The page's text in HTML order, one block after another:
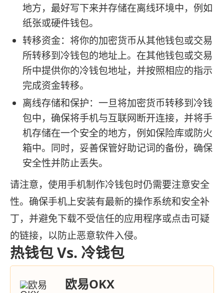
地方，最好写下来并存储在离线环境中，例如
纸张或硬件钱包。
转移资金：将你的加密货币从其他钱包或交易
所转移到冷钱包的地址上。在其他钱包或交易
所中提供你的冷钱包地址，并按照相应的指示
完成资金转移。
离线存储和保护：一旦将加密货币转移到冷钱
包中，确保将手机与互联网断开连接，并将手
机存储在一个安全的地方，例如保险库或防火
箱中。同时，妥善保管好助记词的备份，确保
安全性并防止丢失。
请注意，使用手机制作冷钱包时仍需要注意安全
性。确保手机上安装有最新的操作系统和安全补
丁，并避免下载不受信任的应用程序或点击可疑
的链接，以防止恶意软件入侵。
热钱包 Vs. 冷钱包
欧易OKX